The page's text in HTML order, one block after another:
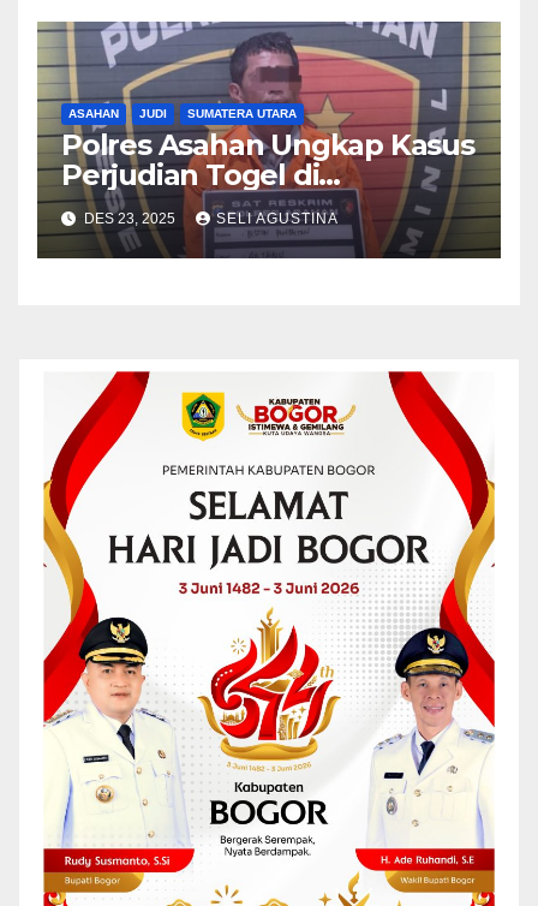
ASAHAN JUDI SUMATERA UTARA
Polres Asahan Ungkap Kasus
Perjudian Togel di
Kabupaten Asahan
DES 23, 2025 SELI AGUSTINA